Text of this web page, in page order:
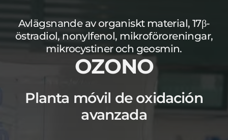
Avlägsnande av organiskt material, 17β-
östradiol, nonylfenol, mikroföroreningar,
mikrocystiner och geosmin.
OZONO
Planta móvil de oxidación
avanzada